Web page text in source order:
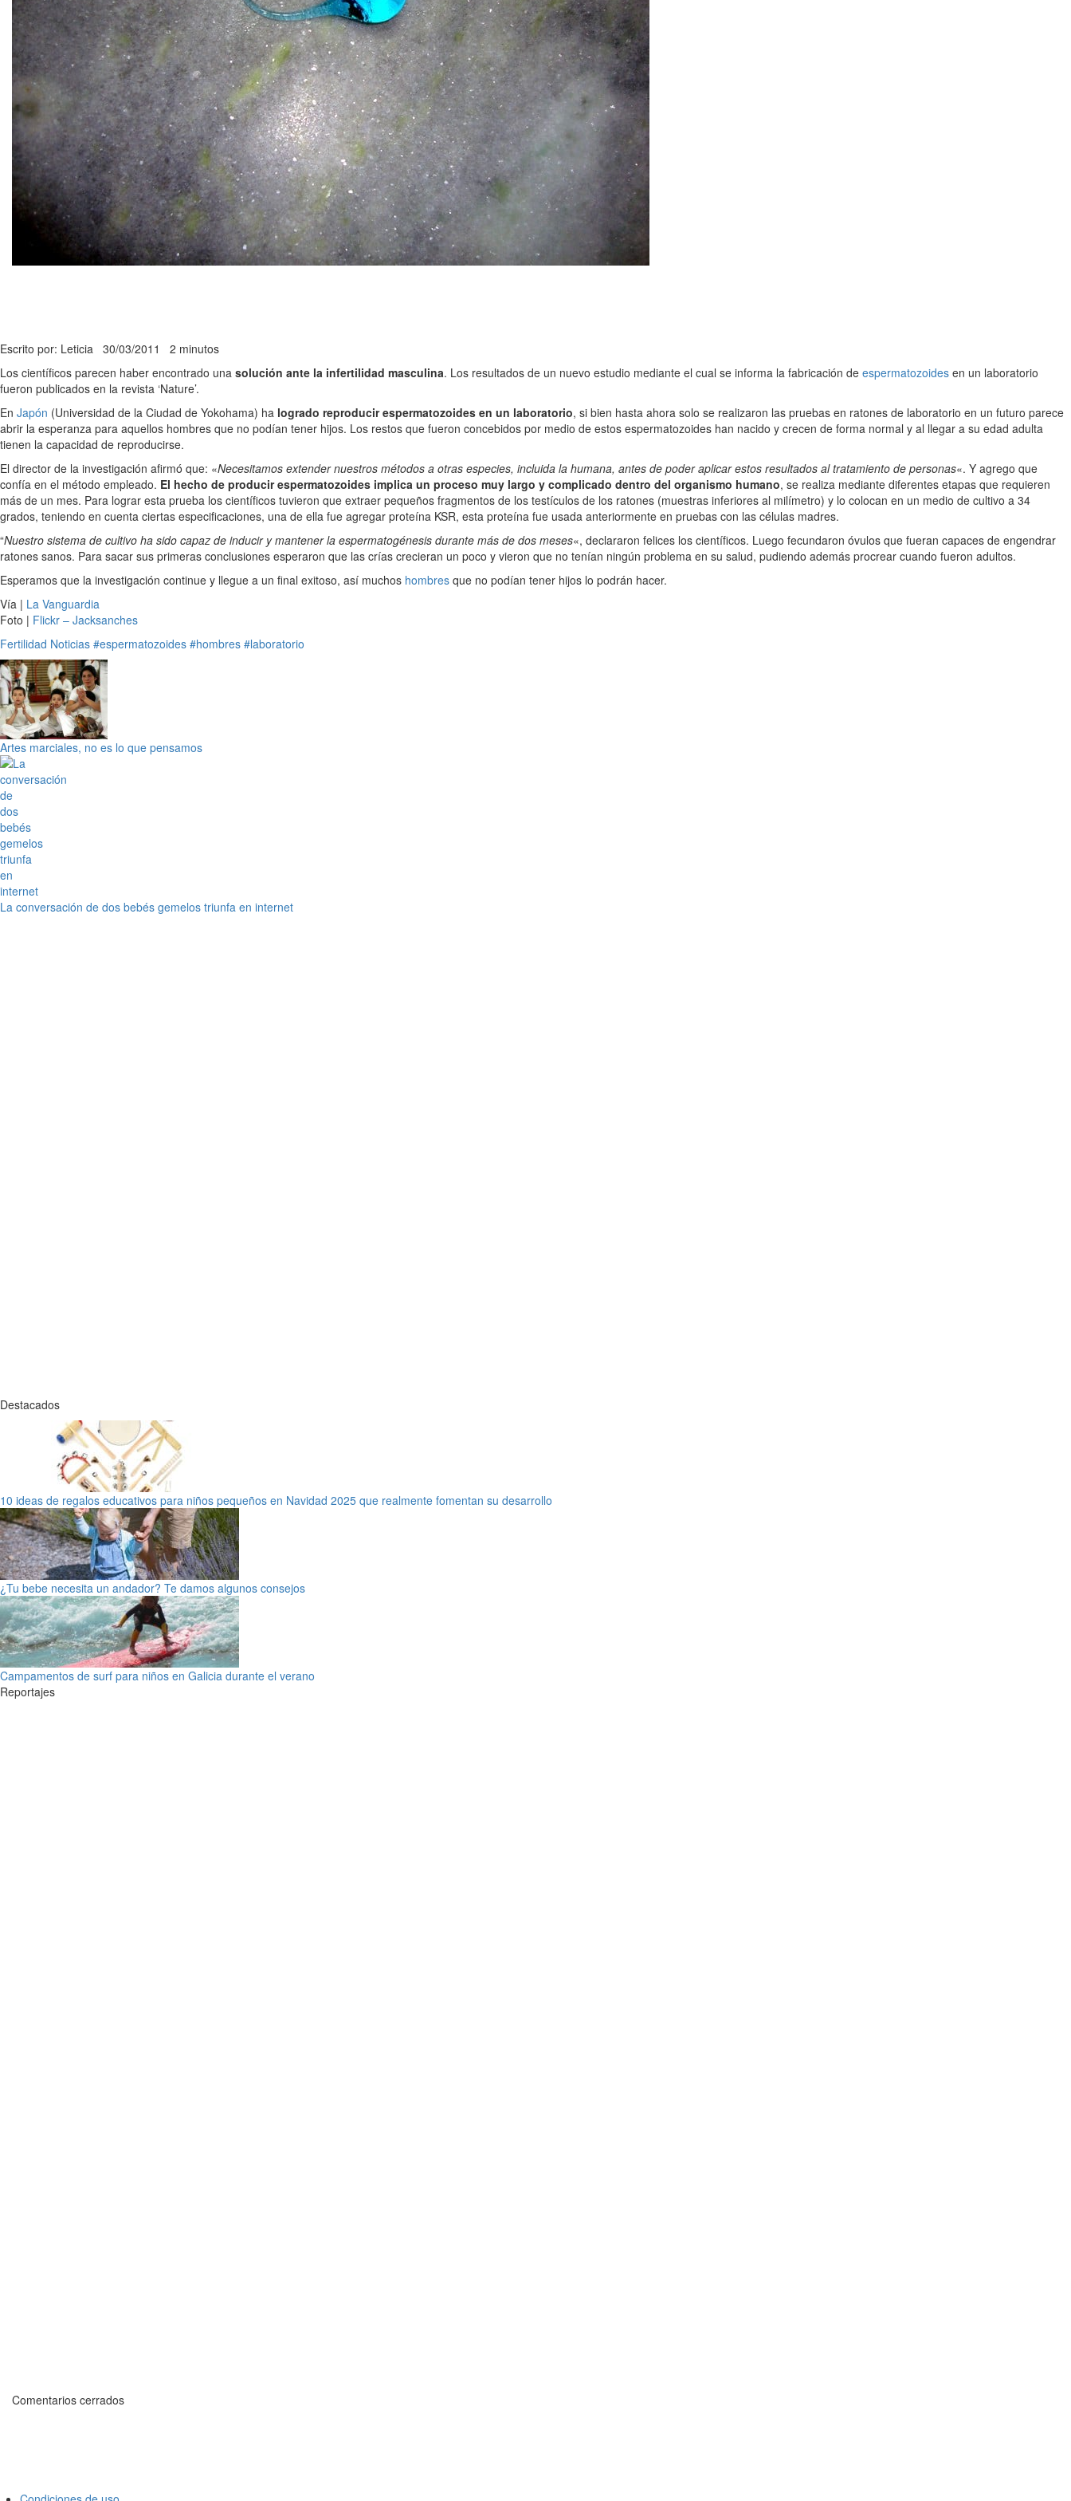
Escrito por: Leticia 30/03/2011 2 minutos
Los científicos parecen haber encontrado una solución ante la infertilidad masculina. Los resultados de un nuevo estudio mediante el cual se informa la fabricación de espermatozoides en un laboratorio
fueron publicados en la revista ‘Nature’.
En Japón (Universidad de la Ciudad de Yokohama) ha logrado reproducir espermatozoides en un laboratorio, si bien hasta ahora solo se realizaron las pruebas en ratones de laboratorio en un futuro parece
abrir la esperanza para aquellos hombres que no podían tener hijos. Los restos que fueron concebidos por medio de estos espermatozoides han nacido y crecen de forma normal y al llegar a su edad adulta
tienen la capacidad de reproducirse.
El director de la investigación afirmó que: «Necesitamos extender nuestros métodos a otras especies, incluida la humana, antes de poder aplicar estos resultados al tratamiento de personas«. Y agrego que
confía en el método empleado. El hecho de producir espermatozoides implica un proceso muy largo y complicado dentro del organismo humano, se realiza mediante diferentes etapas que requieren
más de un mes. Para lograr esta prueba los científicos tuvieron que extraer pequeños fragmentos de los testículos de los ratones (muestras inferiores al milímetro) y lo colocan en un medio de cultivo a 34
grados, teniendo en cuenta ciertas especificaciones, una de ella fue agregar proteína KSR, esta proteína fue usada anteriormente en pruebas con las células madres.
“Nuestro sistema de cultivo ha sido capaz de inducir y mantener la espermatogénesis durante más de dos meses«, declararon felices los científicos. Luego fecundaron óvulos que fueran capaces de engendrar
ratones sanos. Para sacar sus primeras conclusiones esperaron que las crías crecieran un poco y vieron que no tenían ningún problema en su salud, pudiendo además procrear cuando fueron adultos.
Esperamos que la investigación continue y llegue a un final exitoso, así muchos hombres que no podían tener hijos lo podrán hacer.
Vía | La Vanguardia
Foto | Flickr – Jacksanches
Fertilidad Noticias #espermatozoides #hombres #laboratorio
Artes marciales, no es lo que pensamos
La conversación de dos bebés gemelos triunfa en internet
Destacados
10 ideas de regalos educativos para niños pequeños en Navidad 2025 que realmente fomentan su desarrollo
¿Tu bebe necesita un andador? Te damos algunos consejos
Campamentos de surf para niños en Galicia durante el verano
Reportajes
Comentarios cerrados